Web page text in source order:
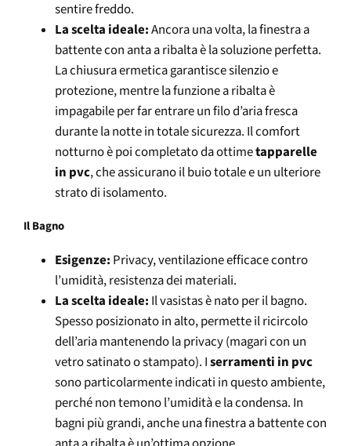
sentire freddo.
La scelta ideale:Ancora una volta, la finestra a
battente con anta a ribalta è la soluzione perfetta.
La chiusura ermetica garantisce silenzio e
protezione, mentre la funzione a ribalta è
impagabile per far entrare un filo d’aria fresca
durante la notte in totale sicurezza. Il comfort
notturno è poi completato da ottimetapparelle
in pvc, che assicurano il buio totale e un ulteriore
strato di isolamento.
Il Bagno
Esigenze: Privacy, ventilazione efficace contro
l’umidità, resistenza dei materiali.
La scelta ideale: Il vasistas è nato per il bagno.
Spesso posizionato in alto, permette il ricircolo
dell’aria mantenendo la privacy (magari con un
vetro satinato o stampato). Iserramenti in pvc
sono particolarmente indicati in questo ambiente,
perché non temono l’umidità e la condensa. In
bagni più grandi, anche una finestra a battente con